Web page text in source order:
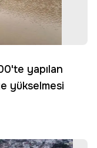
yapılan
yükselmesi